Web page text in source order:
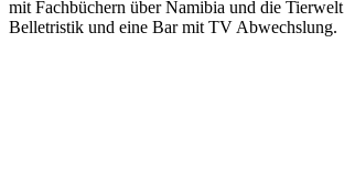
mit Fachbüchern über Namibia und die
Belletristik und eine Bar mit TV Abwechslung.